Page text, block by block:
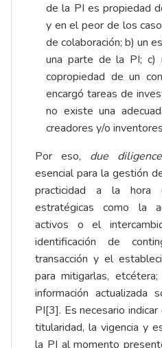
de la PI es propiedad
y en el peor de los
de colaboración; b) un
una parte de la PI;
copropiedad de un
encargó tareas de
no existe una
creadores y/o
Por eso, due diligence
esencial para la gestión
practicidad a la hora
estratégicas como la
activos o el
identificación de
transacción y el
para mitigarlas,
información
PI[3]. Es necesario
titularidad, la vigencia y
la PI al momento